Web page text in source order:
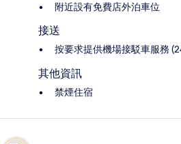
附近設有免費店外泊車位
接送
按要求提供機場接駁車服務
其他資訊
禁煙住宿